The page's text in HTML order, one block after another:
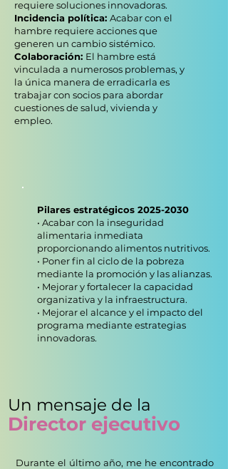
requiere soluciones innovadoras.
Incidencia política: Acabar con el
hambre requiere acciones que
generen un cambio sistémico.
Colaboración: El hambre está
vinculada a numerosos problemas, y
la única manera de erradicarla es
trabajar con socios para abordar
cuestiones de salud, vivienda y
empleo.
Pilares estratégicos 2025-2030
• Acabar con la inseguridad
alimentaria inmediata
proporcionando alimentos nutritivos.
• Poner fin al ciclo de la pobreza
mediante la promoción y las alianzas.
• Mejorar y fortalecer la capacidad
organizativa y la infraestructura.
• Mejorar el alcance y el impacto del
programa mediante estrategias
innovadoras.
Un mensaje de la
Director ejecutivo
Durante el último año, me he encontrado